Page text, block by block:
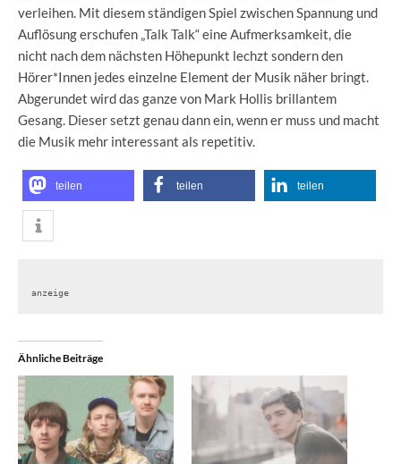
verleihen. Mit diesem ständigen Spiel zwischen Spannung und
Auflösung erschufen „Talk Talk“ eine Aufmerksamkeit, die
nicht nach dem nächsten Höhepunkt lechzt sondern den
Hörer*Innen jedes einzelne Element der Musik näher bringt.
Abgerundet wird das ganze von Mark Hollis brillantem
Gesang. Dieser setzt genau dann ein, wenn er muss und macht
die Musik mehr interessant als repetitiv.
teilen teilen teilen
anzeige
Ähnliche Beiträge